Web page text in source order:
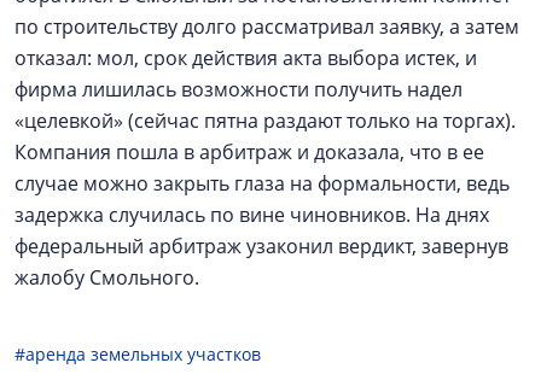
по строительству долго рассматривал заявку, а затем
отказал: мол, срок действия акта выбора истек, и
фирма лишилась возможности получить надел
«целевкой» (сейчас пятна раздают только на торгах).
Компания пошла в арбитраж и доказала, что в ее
случае можно закрыть глаза на формальности, ведь
задержка случилась по вине чиновников. На днях
федеральный арбитраж узаконил вердикт, завернув
жалобу Смольного.
#аренда земельных участков